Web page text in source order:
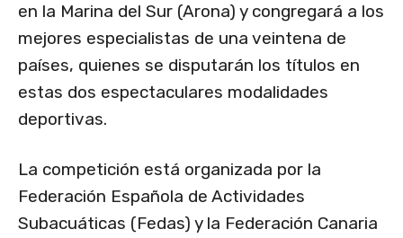
en la Marina del Sur (Arona) y congregará a los
mejores especialistas de una veintena de
países, quienes se disputarán los títulos en
estas dos espectaculares modalidades
deportivas.
La competición está organizada por la
Federación Española de Actividades
Subacuáticas (Fedas) y la Federación Canaria